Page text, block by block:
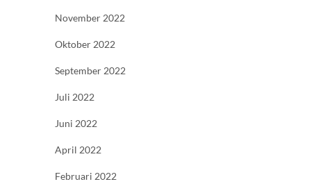
November 2022
Oktober 2022
September 2022
Juli 2022
Juni 2022
April 2022
Februari 2022